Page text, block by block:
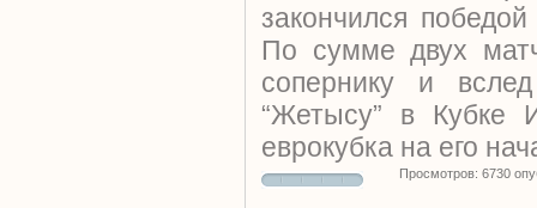
закончился
По сумме двух
сопернику и
“Жетысу” в Кубке
еврокубка на его
Просмотров: 6730